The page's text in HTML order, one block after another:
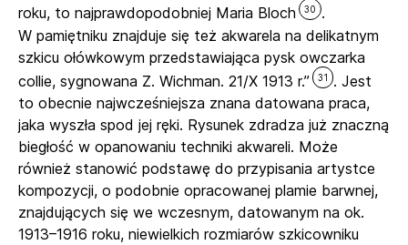
roku, to najprawdopodobniej Maria Bloch
30
.
W pamiętniku znajduje się też akwarela na delikatnym
szkicu ołówkowym przedstawiająca pysk owczarka
collie, sygnowana Z. Wichman. 21/X 1913 r.”
31
. Jest
to obecnie najwcześniejsza znana datowana praca,
jaka wyszła spod jej ręki. Rysunek zdradza już znaczną
biegłość w opanowaniu techniki akwareli. Może
również stanowić podstawę do przypisania artystce
kompozycji, o podobnie opracowanej plamie barwnej,
znajdujących się we wczesnym, datowanym na ok.
1913–1916 roku, niewielkich rozmiarów szkicowniku